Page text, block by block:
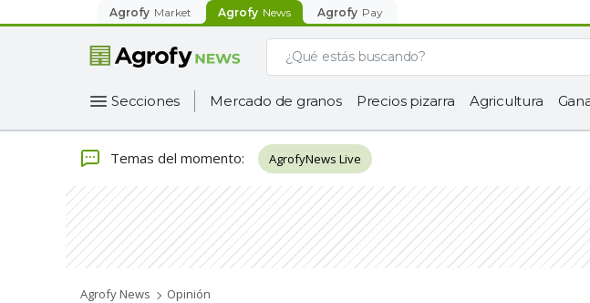
Agrofy Market Agrofy News Agrofy Pay
Secciones Mercado de granos Precios pizarra Agricultura
Temas del momento: AgrofyNews Live
Agrofy News Opinión